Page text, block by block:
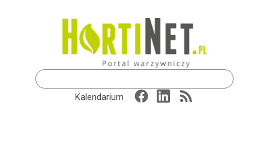
Szukaj:
Kalendarium